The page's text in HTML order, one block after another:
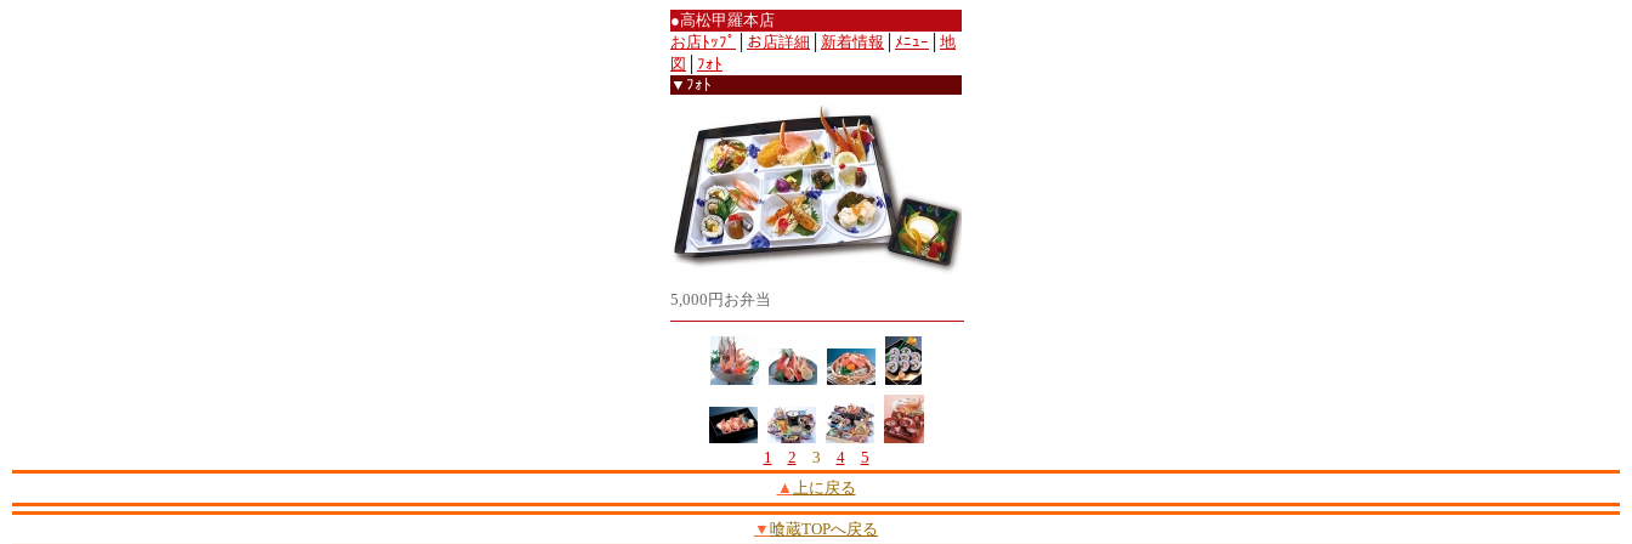
●高松甲羅本店
お店ﾄｯﾌﾟ
お店詳細 新着情報 ﾒﾆｭｰ
地
図
ﾌｫﾄ
▼ﾌｫﾄ
5,000円お弁当
1 2 3 4
5
▲ 上に戻る
▼ 喰蔵TOPへ戻る